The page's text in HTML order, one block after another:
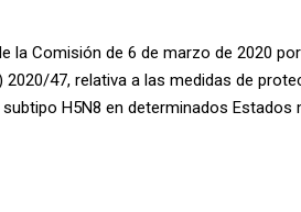
la Comisión de 6 de marzo de 2020
2020/47, relativa a las medidas de
H5N8 en determinados